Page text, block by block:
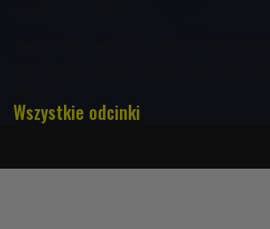
Wszystkie odcinki